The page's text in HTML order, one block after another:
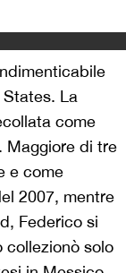
La
come
Maggiore di tre
e come
2007, mentre
Federico si
collezionò solo